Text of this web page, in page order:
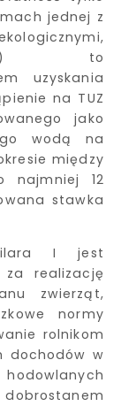
jednej z
to
uzyskania
na TUZ
jako
wodą na
między
najmniej 12
stawka
I jest
za realizację
zwierząt,
normy
rolnikom
dochodów w